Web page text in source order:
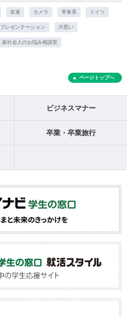
友達 カメラ 草食系 ドイツ
プレゼンテーション 片思い
新社会人のお悩み相談室
ページトップへ
ビジネスマナー
卒業・卒業旅行